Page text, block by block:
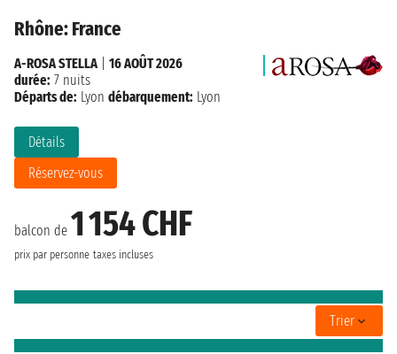
Rhône: France
balcon de 1 154 CHF
prix par personne taxes incluses
Détails
Réservez-vous
A-ROSA STELLA
16 AOÛT 2026
durée: 7 nuits
Départs de: Lyon débarquement: Lyon
Trier